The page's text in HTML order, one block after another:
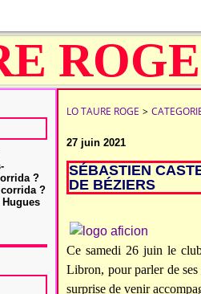
?
?
LO TAURE ROGE >
27 juin 2021
SÉBASTIEN
DE BÉZIERS
Ce samedi 26 juin le
Libron, pour parler de ses
surprise de venir